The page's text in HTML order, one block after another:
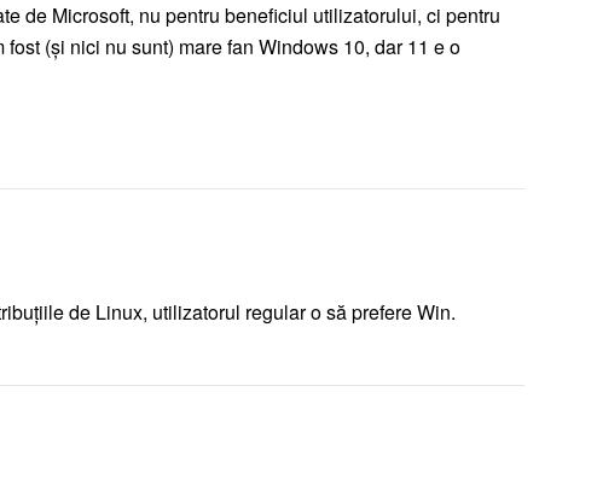
de Microsoft, nu pentru beneficiul utilizatorului, ci pentru
(și nici nu sunt) mare fan Windows 10, dar 11 e o
de Linux, utilizatorul regular o să prefere Win.